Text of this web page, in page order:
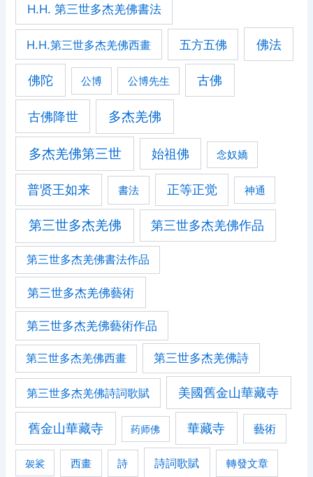
H.H. 第三世多杰羌佛書法
H.H.第三世多杰羌佛西畫 五方五佛 佛法
佛陀 公博 公博先生 古佛
古佛降世 多杰羌佛
多杰羌佛第三世 始祖佛 念奴嬌
普贤王如来 書法 正等正觉 神通
第三世多杰羌佛 第三世多杰羌佛作品
第三世多杰羌佛書法作品
第三世多杰羌佛藝術
第三世多杰羌佛藝術作品
第三世多杰羌佛西畫 第三世多杰羌佛詩
第三世多杰羌佛詩詞歌賦 美國舊金山華藏寺
舊金山華藏寺 药师佛 華藏寺 藝術
袈裟 西畫 詩 詩詞歌賦 轉發文章